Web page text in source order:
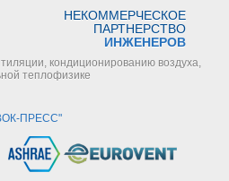
НЕКОММЕРЧЕСКОЕ
ПАРТНЕРСТВО
ИНЖЕНЕРОВ
кондиционированию воздуха,
теплофизике
ПРЕСС"